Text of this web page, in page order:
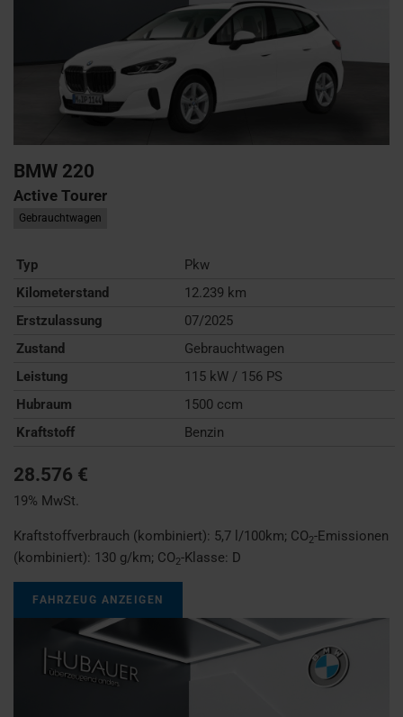
BMW 220
Active Tourer
Gebrauchtwagen
Typ
Pkw
Kilometerstand
12.239 km
Erstzulassung
07/2025
Zustand
Gebrauchtwagen
Leistung
115 kW / 156 PS
Hubraum
1500 ccm
Kraftstoff
Benzin
28.576 €
19% MwSt.
Kraftstoffverbrauch (kombiniert): 5,7 l/100km; CO2-Emissionen
(kombiniert): 130 g/km; CO2-Klasse: D
FAHRZEUG ANZEIGEN